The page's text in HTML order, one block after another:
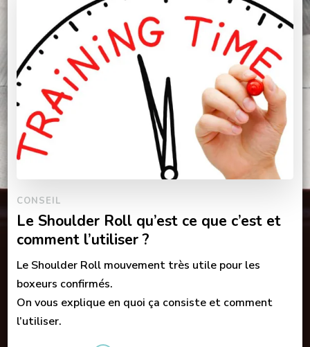
CONSEIL
Le Shoulder Roll qu’est ce que c’est et
comment l’utiliser ?
Le Shoulder Roll mouvement très utile pour les
boxeurs confirmés.
On vous explique en quoi ça consiste et comment
l’utiliser.